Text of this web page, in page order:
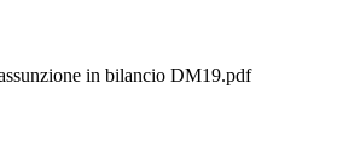
in bilancio DM19.pdf